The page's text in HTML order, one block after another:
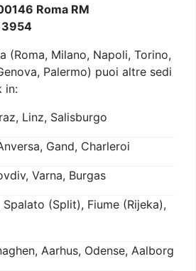
Roma RM
(Roma, Milano, Napoli, Torino,
Palermo) puoi altre sedi
in:
Linz, Salisburgo
Gand, Charleroi
Varna, Burgas
Spalato (Split), Fiume (Rijeka),
Aarhus, Odense, Aalborg